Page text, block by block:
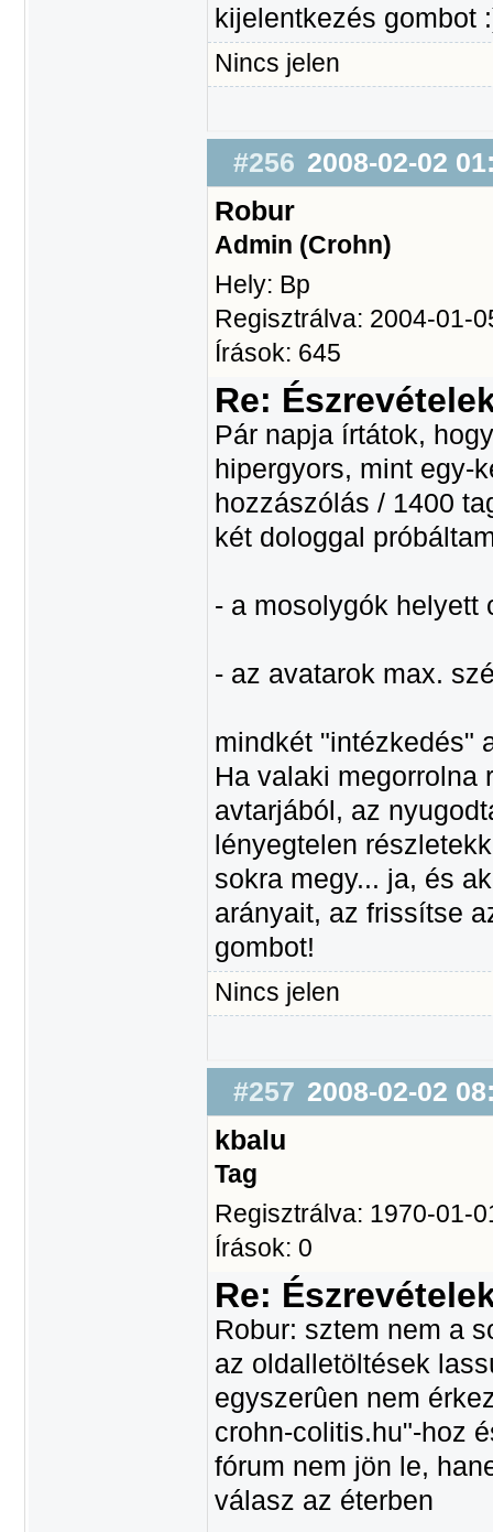
kijelentkezés gombot
Nincs jelen
#256 2008-02-02
Robur
Admin (Crohn)
Hely: Bp
Regisztrálva: 2004-01-
Írások: 645
Re:
Pár napja írtátok,
hipergyors, mint egy-
hozzászólás / 1400
két dologgal
- a mosolygók helyett
- az avatarok max.
mindkét "intézkedés"
Ha valaki megorrolna
avtarjából, az
lényegtelen
sokra megy... ja, és
arányait, az frissítse
gombot!
Nincs jelen
#257 2008-02-02
kbalu
Tag
Regisztrálva: 1970-01-
Írások: 0
Re:
Robur: sztem nem a
az oldalletöltések
egyszerûen nem
crohn-colitis.hu"-hoz
fórum nem jön le,
válasz az éterben